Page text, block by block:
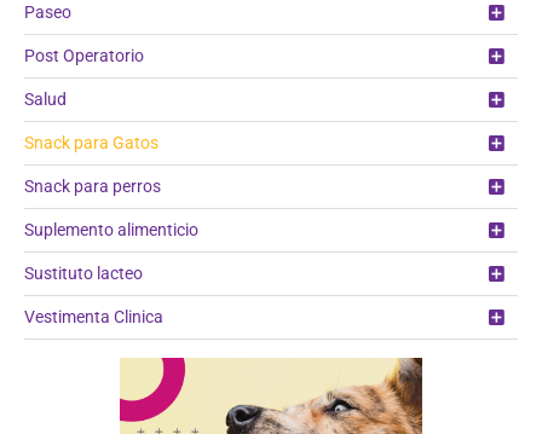
Paseo
Post Operatorio
Salud
Snack para Gatos
Snack para perros
Suplemento alimenticio
Sustituto lacteo
Vestimenta Clinica